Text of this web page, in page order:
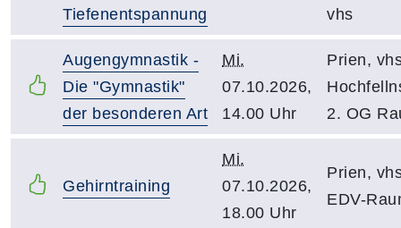
Tiefenentspannung
vhs
Augengymnastik -
Die "Gymnastik"
der besonderen Art
Mi.
07.10.2026,
14.00 Uhr
Prien,
2. OG
Gehirntraining
Mi.
07.10.2026,
18.00 Uhr
Prien,
EDV-